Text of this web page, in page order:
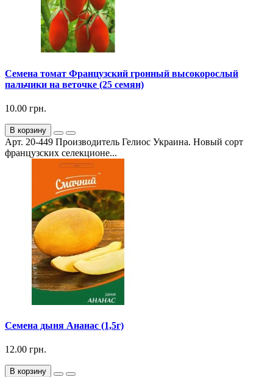
Семена томат Французский гронный высокорослый
пальчики на веточке (25 семян)
10.00 грн.
В корзину
Арт. 20-449 Производитель Гелиос Украина. Новый сорт
французских селекционе...
Семена дыня Ананас (1,5г)
12.00 грн.
В корзину